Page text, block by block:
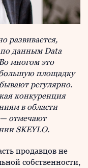
развивается,
по данным Data
многом это
большую площадку
регулярно.
конкуренция
в области
— отмечают
SKEYLO.
продавцов не
собственности,